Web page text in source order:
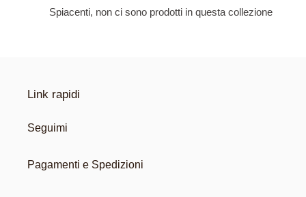
e
e
Spiacenti, non ci sono prodotti in questa collezione
Link rapidi
Seguimi
Pagamenti e Spedizioni